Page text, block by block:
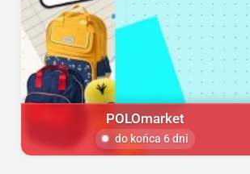
POLOmarket
do końca 6 dni